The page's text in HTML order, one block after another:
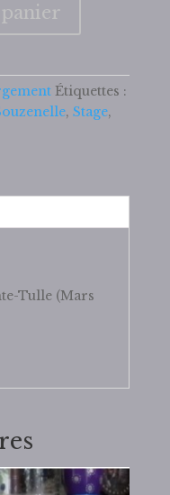
Étiquettes :
, Stage,
Tulle (Mars